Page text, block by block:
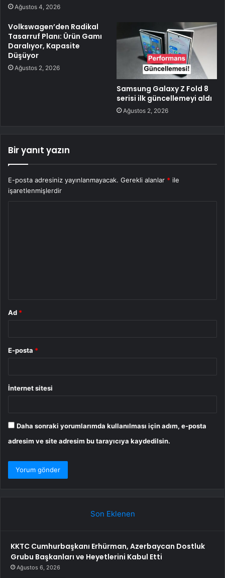
Ağustos 4, 2026
Volkswagen’den Radikal
Tasarruf Planı: Ürün Gamı
Daralıyor, Kapasite
Düşüyor
Ağustos 2, 2026
Samsung Galaxy Z Fold 8
serisi ilk güncellemeyi aldı
Ağustos 2, 2026
Bir yanıt yazın
E-posta adresiniz yayınlanmayacak. Gerekli alanlar * ile
işaretlenmişlerdir
Ad *
E-posta *
İnternet sitesi
Daha sonraki yorumlarımda kullanılması için adım, e-posta
adresim ve site adresim bu tarayıcıya kaydedilsin.
Son Eklenen
KKTC Cumhurbaşkanı Erhürman, Azerbaycan Dostluk
Grubu Başkanları ve Heyetlerini Kabul Etti
Ağustos 6, 2026